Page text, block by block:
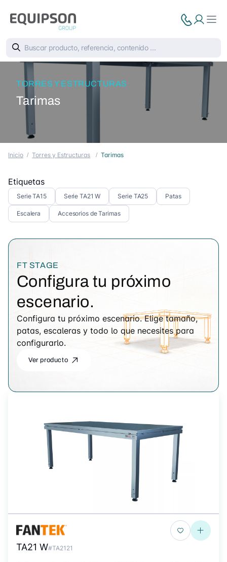
TORRES Y ESTRUCTURAS
Tarimas
Inicio Torres y Estructuras Tarimas
Etiquetas
Serie TA15 Serie TA21 W Serie TA25 Patas
Escalera Accesorios de Tarimas
FT STAGE
Configura tu próximo
escenario.
Configura tu próximo escenario. Elige tamaño,
patas, escaleras y todo lo que necesites para
configurarlo.
Ver producto
TA21 W#TA2121